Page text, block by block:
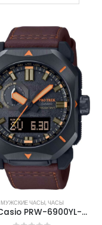
МУЖСКИЕ ЧАСЫ,ЧАСЫ
Часы Casio PRW-6900YL-5ER